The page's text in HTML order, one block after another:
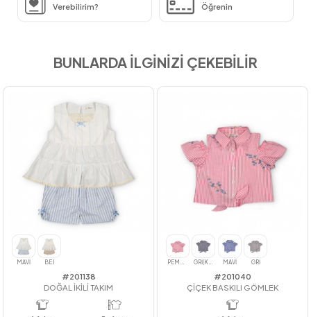
Verebilirim?
Öğrenin
BUNLARDA İLGİNİZİ ÇEKEBİLİR